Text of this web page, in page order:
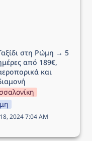
στη Ρώμη → 5
από 189€,
και
2024 7:04 AM